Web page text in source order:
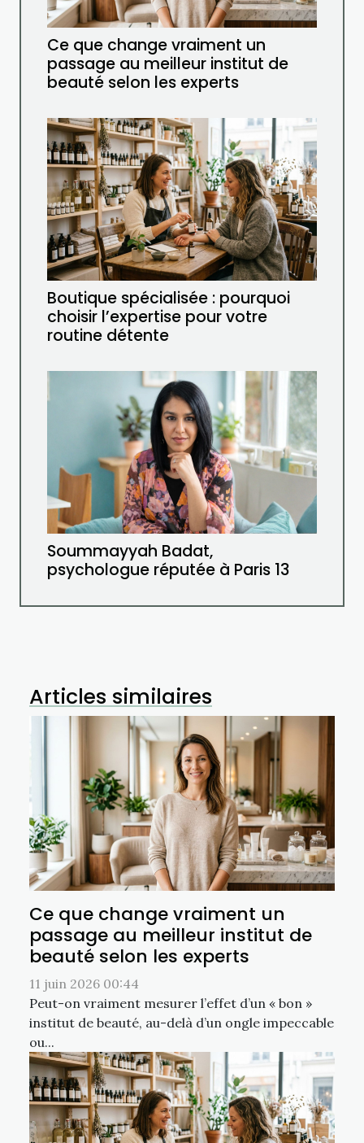
Ce que change vraiment un
passage au meilleur institut de
beauté selon les experts
Boutique spécialisée : pourquoi
choisir l’expertise pour votre
routine détente
Soummayyah Badat,
psychologue réputée à Paris 13
Articles similaires
Ce que change vraiment un
passage au meilleur institut de
beauté selon les experts
11 juin 2026 00:44
Peut-on vraiment mesurer l’effet d’un « bon »
institut de beauté, au-delà d’un ongle impeccable
ou...